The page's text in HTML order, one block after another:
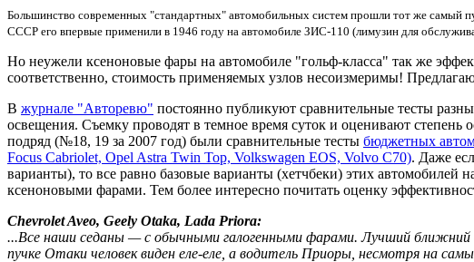
Большинство современных "стандартных" автомобильных систем прошли тот же самый
СССР его впервые применили в 1946 году на автомобиле ЗИС-110 (лимузин для
Но неужели ксеноновые фары на автомобиле "гольф-класса" так же
соответственно, стоимость применяемых узлов несоизмеримы!
В журнале "Авторевю" постоянно публикуют сравнительные тесты
освещения. Съемку проводят в темное время суток и оценивают степень
подряд (№18, 19 за 2007 год) были сравнительные тесты бюджетных
Focus Cabriolet, Opel Astra Twin Top, Volkswagen EOS, Volvo C70). Даже
варианты), то все равно базовые варианты (хетчбеки) этих
ксеноновыми фарами. Тем более интересно почитать оценку
Chevrolet Aveo, Geely Otaka, Lada Priora:
...Все наши седаны — с обычными галогенными фарами. Лучший ближний
пучке Отаки человек виден еле-еле, а водитель Приоры, несмотря на